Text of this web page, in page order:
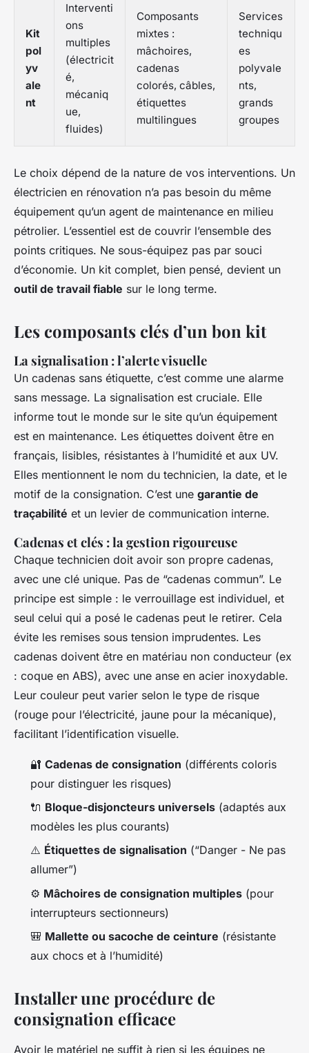
Kit
pol
yv
ale
nt
Interventi
ons
multiples
(électricit
é,
mécaniq
ue,
fluides)
Composants
mixtes :
mâchoires,
cadenas
colorés, câbles,
étiquettes
multilingues
Services
techniqu
es
polyvale
nts,
grands
groupes
Le choix dépend de la nature de vos interventions. Un
électricien en rénovation n’a pas besoin du même
équipement qu’un agent de maintenance en milieu
pétrolier. L’essentiel est de couvrir l’ensemble des
points critiques. Ne sous-équipez pas par souci
d’économie. Un kit complet, bien pensé, devient un
outil de travail fiable sur le long terme.
Les composants clés d’un bon kit
La signalisation : l’alerte visuelle
Un cadenas sans étiquette, c’est comme une alarme
sans message. La signalisation est cruciale. Elle
informe tout le monde sur le site qu’un équipement
est en maintenance. Les étiquettes doivent être en
français, lisibles, résistantes à l’humidité et aux UV.
Elles mentionnent le nom du technicien, la date, et le
motif de la consignation. C’est une garantie de
traçabilité et un levier de communication interne.
Cadenas et clés : la gestion rigoureuse
Chaque technicien doit avoir son propre cadenas,
avec une clé unique. Pas de “cadenas commun”. Le
principe est simple : le verrouillage est individuel, et
seul celui qui a posé le cadenas peut le retirer. Cela
évite les remises sous tension imprudentes. Les
cadenas doivent être en matériau non conducteur (ex
: coque en ABS), avec une anse en acier inoxydable.
Leur couleur peut varier selon le type de risque
(rouge pour l’électricité, jaune pour la mécanique),
facilitant l’identification visuelle.
🔐 Cadenas de consignation (différents coloris
pour distinguer les risques)
🔌 Bloque-disjoncteurs universels (adaptés aux
modèles les plus courants)
⚠️ Étiquettes de signalisation (“Danger - Ne pas
allumer”)
⚙️ Mâchoires de consignation multiples (pour
interrupteurs sectionneurs)
🎒 Mallette ou sacoche de ceinture (résistante
aux chocs et à l’humidité)
Installer une procédure de
consignation efficace
Avoir le matériel ne suffit à rien si les équipes ne